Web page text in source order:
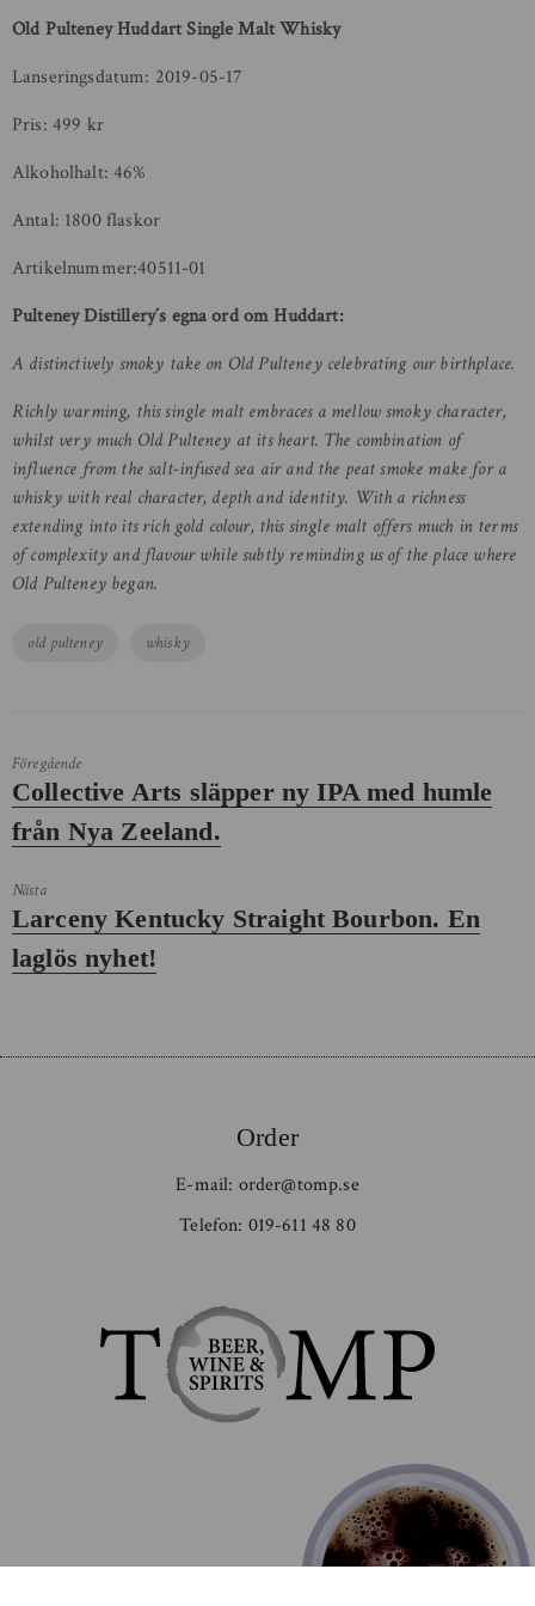
Old Pulteney Huddart Single Malt Whisky
Lanseringsdatum: 2019-05-17
Pris: 499 kr
Alkoholhalt: 46%
Antal: 1800 flaskor
Artikelnummer:40511-01
Pulteney Distillery´s egna ord om Huddart:
A distinctively smoky take on Old Pulteney celebrating our birthplace.
Richly warming, this single malt embraces a mellow smoky character,
whilst very much Old Pulteney at its heart. The combination of
influence from the salt-infused sea air and the peat smoke make for a
whisky with real character, depth and identity. With a richness
extending into its rich gold colour, this single malt offers much in terms
of complexity and flavour while subtly reminding us of the place where
Old Pulteney began.
Tags
old pulteney whisky
Föregående
Föregående
inlägg:
Collective Arts släpper ny IPA med humle
från Nya Zeeland.
Nästa
Nästa
inlägg:
Larceny Kentucky Straight Bourbon. En
laglös nyhet!
Order
E-mail: order@tomp.se
Telefon: 019-611 48 80